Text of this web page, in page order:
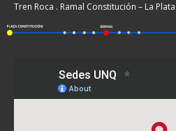
Tren Roca . Ramal Constitución – La Plata